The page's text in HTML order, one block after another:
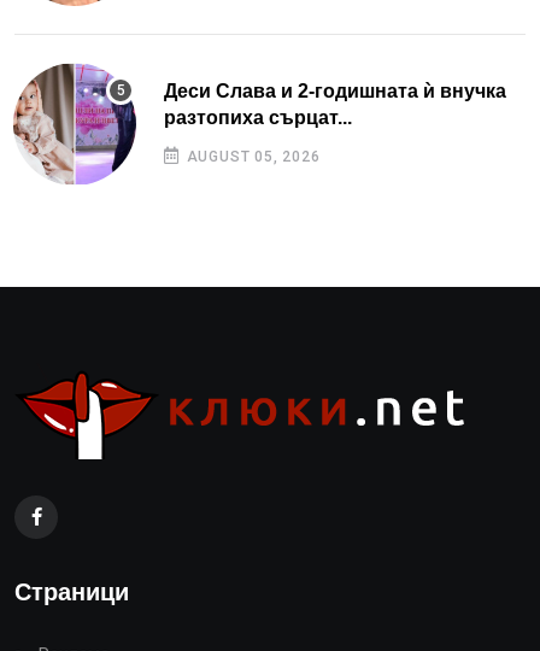
Деси Слава и 2-годишната ѝ внучка
разтопиха сърцат...
AUGUST 05, 2026
Страници